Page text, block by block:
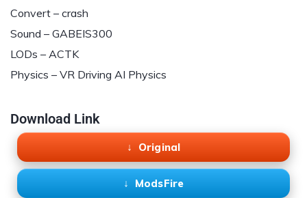
Convert – crash
Sound – GABEIS300
LODs – ACTK
Physics – VR Driving AI Physics
Download Link
Original
ModsFire